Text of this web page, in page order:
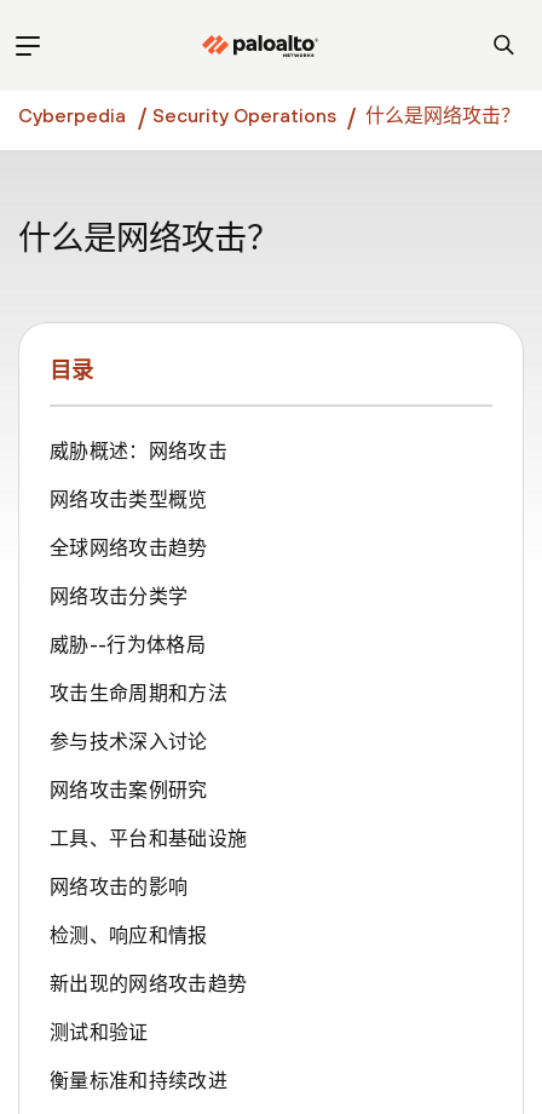
Cyberpedia Security Operations 什么是网络攻击？
什么是网络攻击？
目录
威胁概述：网络攻击
网络攻击类型概览
全球网络攻击趋势
网络攻击分类学
威胁--行为体格局
攻击生命周期和方法
参与技术深入讨论
网络攻击案例研究
工具、平台和基础设施
网络攻击的影响
检测、响应和情报
新出现的网络攻击趋势
测试和验证
衡量标准和持续改进